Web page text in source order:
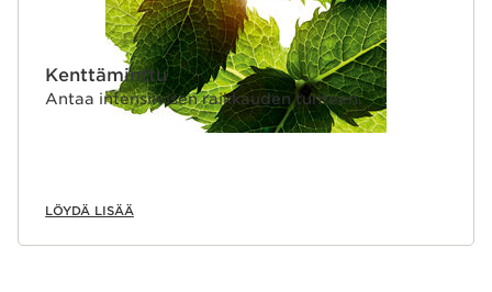
Kenttäminttu
Antaa intensiivisen raikkauden tunteen.
LÖYDÄ LISÄÄ